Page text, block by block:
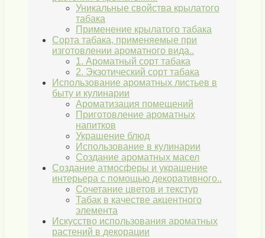
Уникальные свойства крылатого
табака
Применение крылатого табака
Сорта табака, применяемые при
изготовлении ароматного вида..
1. Ароматный сорт табака
2. Экзотический сорт табака
Использование ароматных листьев в
быту и кулинарии
Ароматизация помещений
Приготовление ароматных
напитков
Украшение блюд
Использование в кулинарии
Создание ароматных масел
Создание атмосферы и украшение
интерьера с помощью декоративного..
Сочетание цветов и текстур
Табак в качестве акцентного
элемента
Искусство использования ароматных
растений в декорации